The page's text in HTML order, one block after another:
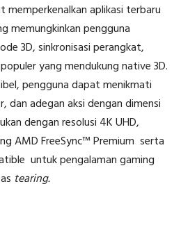
memperkenalkan aplikasi terbaru
memungkinkan pengguna
3D, sinkronisasi perangkat,
yang mendukung native 3D.
pengguna dapat menikmati
dan adegan aksi dengan dimensi
dengan resolusi 4K UHD,
AMD FreeSync™ Premium serta
untuk pengalaman gaming
tearing.